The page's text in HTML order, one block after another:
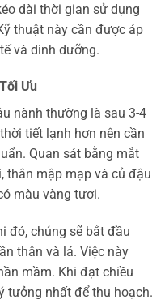
dài thời gian sử dụng
thuật này cần được áp
và dinh dưỡng.
Ưu
nành thường là sau 3-4
tiết lạnh hơn nên cần
Quan sát bằng mắt
thân mập mạp và củ đậu
màu vàng tươi.
đó, chúng sẽ bắt đầu
thân và lá. Việc này
mầm. Khi đạt chiều
tưởng nhất để thu hoạch.